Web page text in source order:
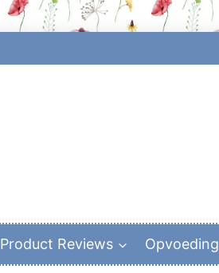
Product Reviews Opvoeding